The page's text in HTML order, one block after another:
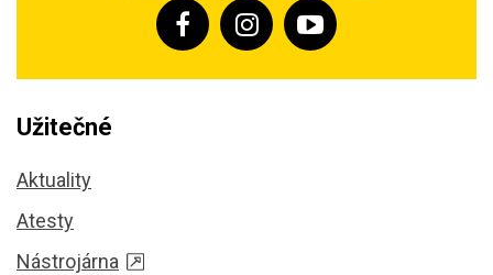
Užitečné
Aktuality
Atesty
Nástrojárna